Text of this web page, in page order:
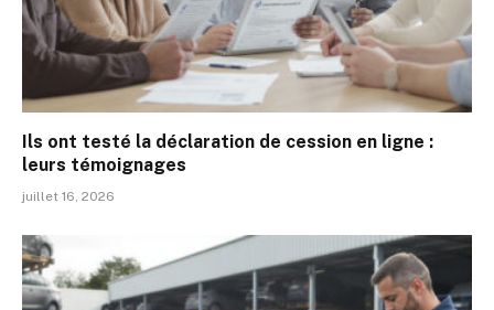
Ils ont testé la déclaration de cession en ligne :
leurs témoignages
juillet 16, 2026